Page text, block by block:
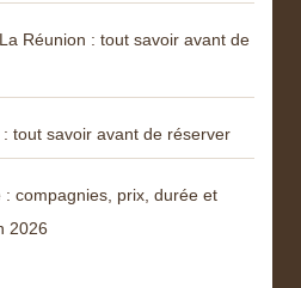
Réunion : tout savoir avant de
tout savoir avant de réserver
: compagnies, prix, durée et
2026